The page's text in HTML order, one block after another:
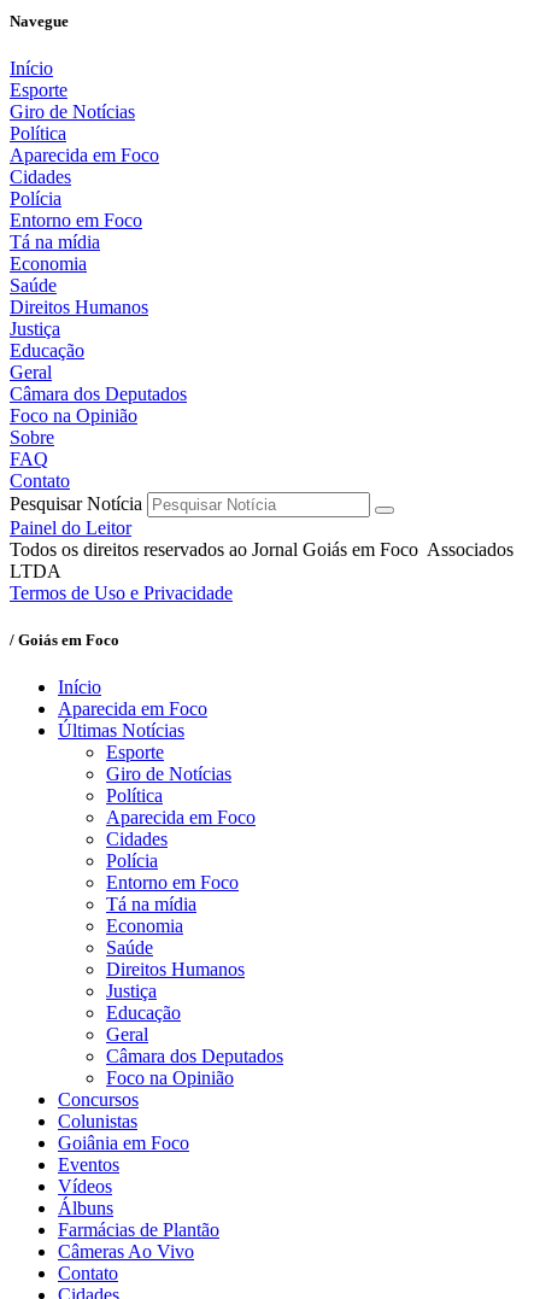
Navegue
Início
Esporte
Giro de Notícias
Política
Aparecida em Foco
Cidades
Polícia
Entorno em Foco
Tá na mídia
Economia
Saúde
Direitos Humanos
Justiça
Educação
Geral
Câmara dos Deputados
Foco na Opinião
Sobre
FAQ
Contato
Pesquisar Notícia
Painel do Leitor
Todos os direitos reservados ao Jornal Goiás em Foco Associados
LTDA
Termos de Uso e Privacidade
/ Goiás em Foco
Início
Aparecida em Foco
Últimas Notícias
Esporte
Giro de Notícias
Política
Aparecida em Foco
Cidades
Polícia
Entorno em Foco
Tá na mídia
Economia
Saúde
Direitos Humanos
Justiça
Educação
Geral
Câmara dos Deputados
Foco na Opinião
Concursos
Colunistas
Goiânia em Foco
Eventos
Vídeos
Álbuns
Farmácias de Plantão
Câmeras Ao Vivo
Contato
Cidades